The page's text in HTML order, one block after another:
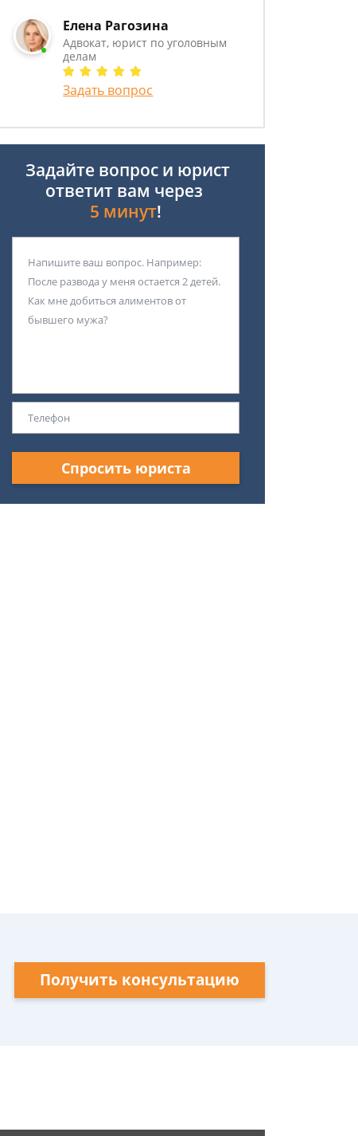
Елена Рагозина
Адвокат, юрист по уголовным
делам
Задать вопрос
Задайте вопрос и юрист
ответит вам через
5 минут!
Спросить юриста
Получить консультацию